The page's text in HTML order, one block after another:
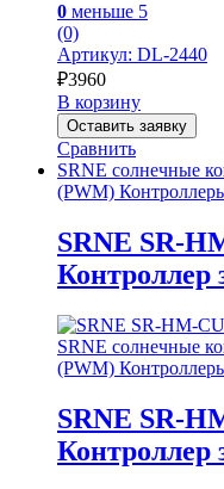
0 меньше 5
(0)
Артикул: DL-2440
₽3960
В корзину
Оставить заявку
Сравнить
SRNE солнечные
(PWM)
SRNE SR-
Контроллер
SRNE солнечные
(PWM)
SRNE SR-
Контроллер